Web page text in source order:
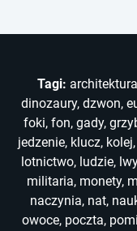
Tagi: architektura
dinozaury, dzwon,
foki, fon, gady,
jedzenie, klucz, kolej,
lotnictwo, ludzie, lwy
militaria, monety,
naczynia, nat,
owoce, poczta,